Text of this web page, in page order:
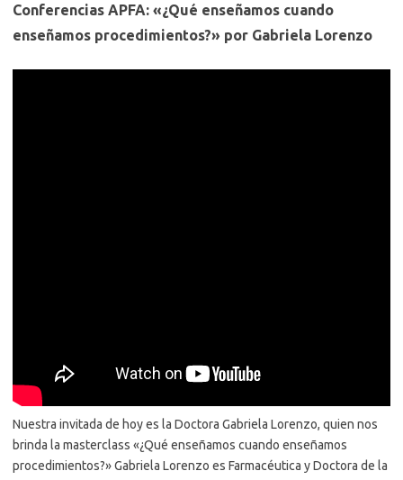
Conferencias APFA: «¿Qué enseñamos cuando
enseñamos procedimientos?» por Gabriela Lorenzo
Nuestra invitada de hoy es la Doctora Gabriela Lorenzo, quien nos
brinda la masterclass «¿Qué enseñamos cuando enseñamos
procedimientos?» Gabriela Lorenzo es Farmacéutica y Doctora de la